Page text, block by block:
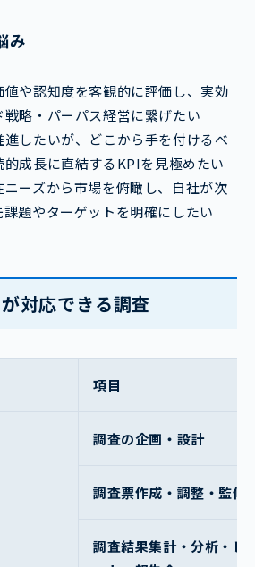
み
値や認知度を客観的に評価し、実効
略・パーパス経営に繋げたい
進したいが、どこから手を付けるべ
的成長に直結するKPIを見極めたい
ーズから市場を俯瞰し、自社が次
題やターゲットを明確にしたい
が対応できる調査
項目
調査の企画・設計
調査票作成・調整・監修
調査結果集計・分析・レ